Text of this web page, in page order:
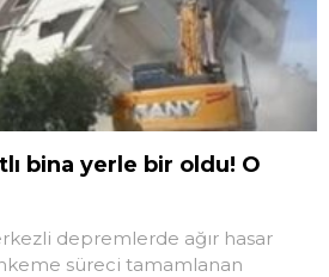
bina yerle bir oldu! O
depremlerde ağır hasar
süreci tamamlanan